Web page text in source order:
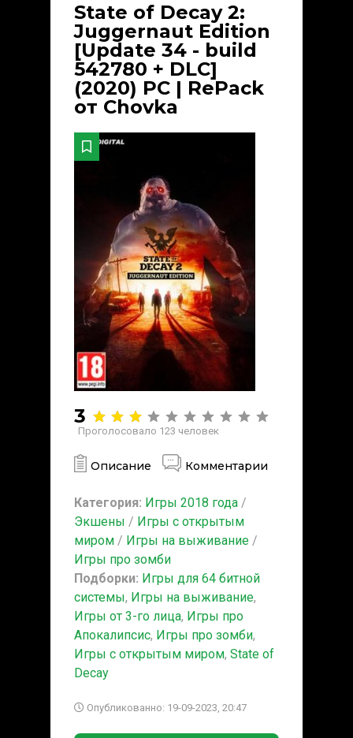
State of Decay 2:
Juggernaut Edition
[Update 34 - build
542780 + DLC]
(2020) PC | RePack
от Chovka
3
Проголосовало 123 человек
Описание Комментарии
Категория: Игры 2018 года /
Экшены / Игры с открытым
миром / Игры на выживание /
Игры про зомби
Подборки: Игры для 64 битной
системы, Игры на выживание,
Игры от 3-го лица, Игры про
Апокалипсис, Игры про зомби,
Игры с открытым миром, State of
Decay
Опубликованно: 19-09-2023, 20:47